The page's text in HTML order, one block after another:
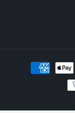
Načini
plaćanja